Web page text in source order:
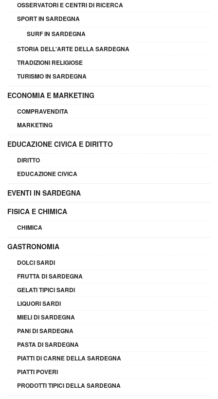
OSSERVATORI E CENTRI DI RICERCA
SPORT IN SARDEGNA
SURF IN SARDEGNA
STORIA DELL'ARTE DELLA SARDEGNA
TRADIZIONI RELIGIOSE
TURISMO IN SARDEGNA
ECONOMIA E MARKETING
COMPRAVENDITA
MARKETING
EDUCAZIONE CIVICA E DIRITTO
DIRITTO
EDUCAZIONE CIVICA
EVENTI IN SARDEGNA
FISICA E CHIMICA
CHIMICA
GASTRONOMIA
DOLCI SARDI
FRUTTA DI SARDEGNA
GELATI TIPICI SARDI
LIQUORI SARDI
MIELI DI SARDEGNA
PANI DI SARDEGNA
PASTA DI SARDEGNA
PIATTI DI CARNE DELLA SARDEGNA
PIATTI POVERI
PRODOTTI TIPICI DELLA SARDEGNA